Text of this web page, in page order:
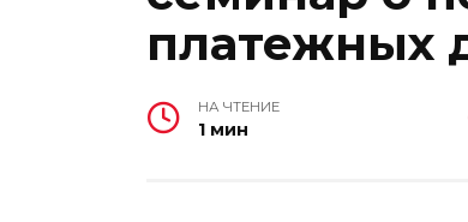
платежных
НА ЧТЕНИЕ
1 мин